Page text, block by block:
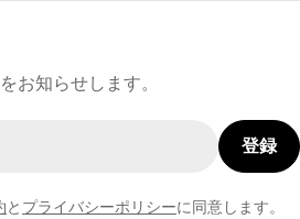
お知らせします。
登録
と プライバシーポリシーに同意します。